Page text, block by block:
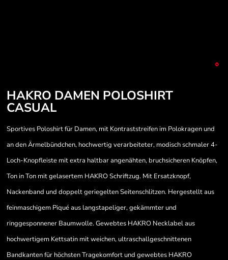
HAKRO DAMEN POLOSHIRT
CASUAL
Sportives Poloshirt für Damen, mit Kontraststreifen im Polokragen und
an den Ärmelbündchen, hochwertig verarbeiteter, modisch schmaler 4-
Loch-Knopfleiste mit extra haltbar angenähten, bruchsicheren Knöpfen,
Ton in Ton mit gelasertem HAKRO Schriftzug. Mit Ersatzknopf,
Nackenband und doppelt geriegelten Seitenschlitzen. Hergestellt aus
feinmaschigem Piqué aus langstapeliger, gekämmter und
ringgesponnener Baumwolle. Gewebtes HAKRO Necklabel aus
hochwertigem Kettsatin mit weichen, ultraschallgeschnittenen
Bandkanten für höchsten Tragekomfort und gewebtes HAKRO